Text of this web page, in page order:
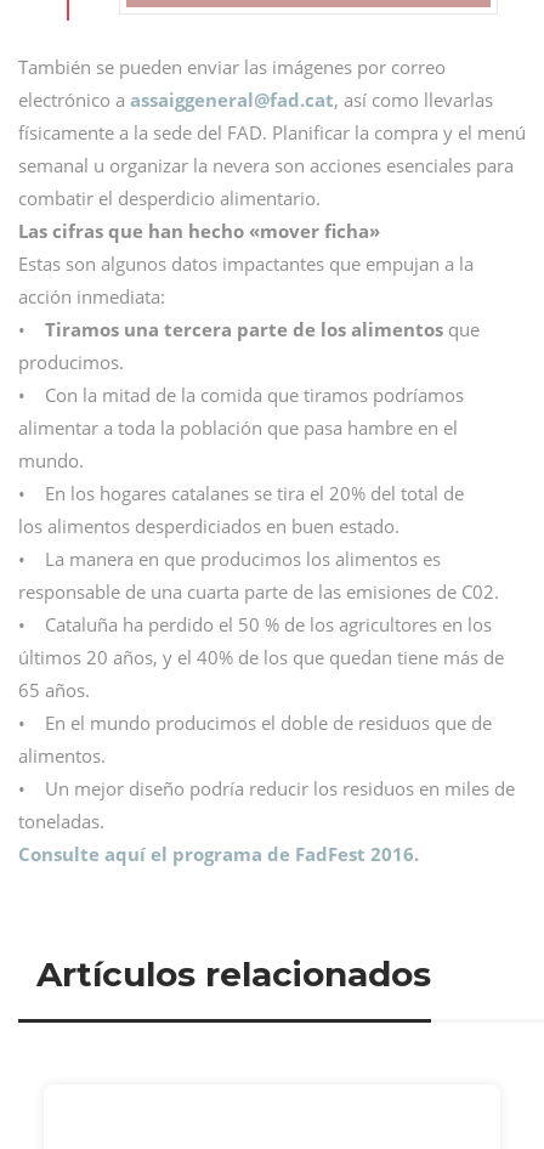
También se pueden enviar las imágenes por correo
electrónico a assaiggeneral@fad.cat, así como llevarlas
físicamente a la sede del FAD. Planificar la compra y el menú
semanal u organizar la nevera son acciones esenciales para
combatir el desperdicio alimentario.
Las cifras que han hecho «mover ficha»
Estas son algunos datos impactantes que empujan a la
acción inmediata:
• Tiramos una tercera parte de los alimentos que
producimos.
• Con la mitad de la comida que tiramos podríamos
alimentar a toda la población que pasa hambre en el
mundo.
• En los hogares catalanes se tira el 20% del total de
los alimentos desperdiciados en buen estado.
• La manera en que producimos los alimentos es
responsable de una cuarta parte de las emisiones de C02.
• Cataluña ha perdido el 50 % de los agricultores en los
últimos 20 años, y el 40% de los que quedan tiene más de
65 años.
• En el mundo producimos el doble de residuos que de
alimentos.
• Un mejor diseño podría reducir los residuos en miles de
toneladas.
Consulte aquí el programa de FadFest 2016.
Artículos relacionados